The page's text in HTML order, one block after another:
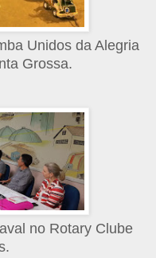
Unidos da Alegria
Grossa.
no Rotary Clube